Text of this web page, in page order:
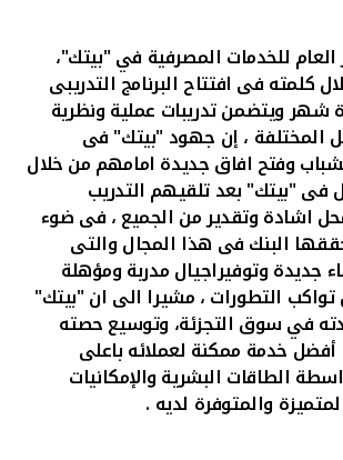
العام للخدمات المصرفية في "بيتك"،
كلمته فى افتتاح البرنامج التدريبى
شهر ويتضمن تدريبات عملية ونظرية
المختلفة ، إن جهود"بيتك" فى
وفتح افاق جديدة امامهم من خلال
فى "بيتك" بعد تلقيهم التدريب
اشادة وتقدير من الجميع ، فى ضوء
البنك فى هذا المجال والتى
وتوفيراجيال مدربة ومؤهلة
تواكب التطورات، مشيرا الى ان "بيتك"
في سوق التجزئة، وتوسيع حصته
خدمة ممكنة لعملائه باعلى
الطاقات البشرية والإمكانيات
والمتوفرة لديه .